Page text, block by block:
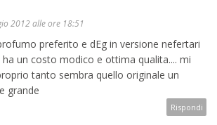
2012 alle ore 18:51
preferito e dEg in versione nefertari
ha un costo modico e ottima qualita.... mi
tanto sembra quello originale un
grande
Rispondi